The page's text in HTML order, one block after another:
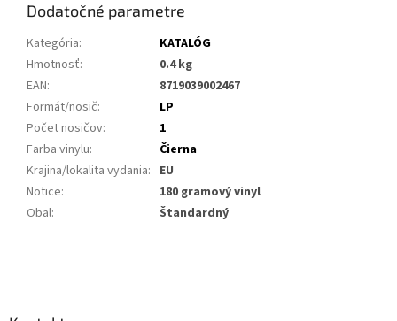
Dodatočné parametre
Kategória:
KATALÓG
Hmotnosť:
0.4 kg
EAN:
8719039002467
Formát/nosič:
LP
Počet nosičov:
1
Farba vinylu:
Čierna
Krajina/lokalita vydania: EU
Notice:
180 gramový vinyl
Obal: Štandardný